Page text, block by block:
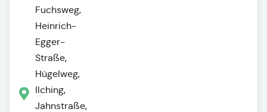
Fuchsweg,
Heinrich-
Egger-
Straße,
Hügelweg,
Ilching,
Jahnstraße,